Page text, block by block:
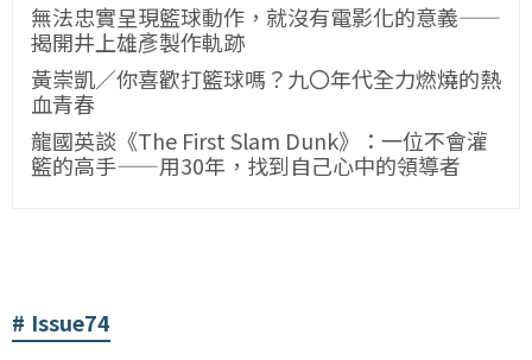
無法忠實呈現籃球動作，就沒有電影化的意義——
揭開井上雄彥製作軌跡
黃崇凱／你喜歡打籃球嗎？九〇年代全力燃燒的熱
血青春
龍國英談《The First Slam Dunk》：一位不會灌
籃的高手——用30年，找到自己心中的領導者
Issue74